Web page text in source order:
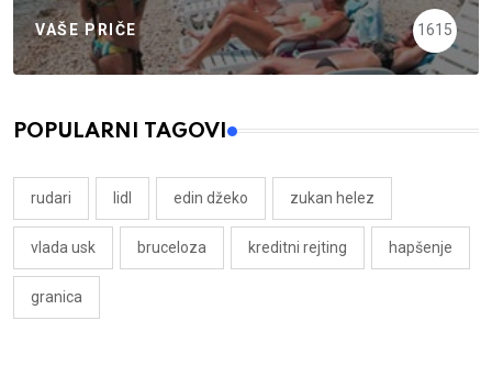
VAŠE PRIČE 1615
POPULARNI TAGOVI
rudari lidl edin džeko zukan helez
vlada usk bruceloza kreditni rejting hapšenje
granica